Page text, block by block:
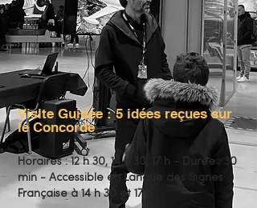
Visite Guidée : 5 idées reçues sur
le Concorde
Horaires : 12 h 30, 14 h 30, 17 h - Durée : 30
min - Accessible en Langue des Signes
Française à 14 h 30 et 17 h